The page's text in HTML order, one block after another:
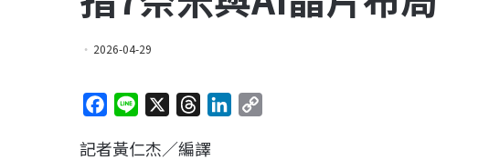
2026-04-29
c
n
r
記者黃仁杰／編譯